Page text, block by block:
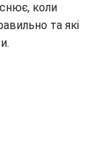
коли
та які